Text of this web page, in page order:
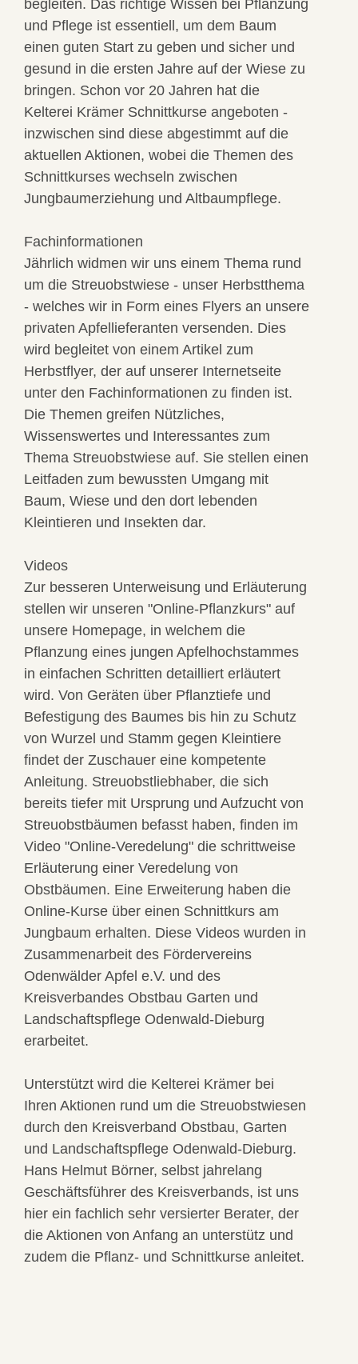
begleiten. Das richtige Wissen bei Pflanzung
und Pflege ist essentiell, um dem Baum
einen guten Start zu geben und sicher und
gesund in die ersten Jahre auf der Wiese zu
bringen. Schon vor 20 Jahren hat die
Kelterei Krämer Schnittkurse angeboten -
inzwischen sind diese abgestimmt auf die
aktuellen Aktionen, wobei die Themen des
Schnittkurses wechseln zwischen
Jungbaumerziehung und Altbaumpflege.
Fachinformationen
Jährlich widmen wir uns einem Thema rund
um die Streuobstwiese - unser Herbstthema
- welches wir in Form eines Flyers an unsere
privaten Apfellieferanten versenden. Dies
wird begleitet von einem Artikel zum
Herbstflyer, der auf unserer Internetseite
unter den Fachinformationen zu finden ist.
Die Themen greifen Nützliches,
Wissenswertes und Interessantes zum
Thema Streuobstwiese auf. Sie stellen einen
Leitfaden zum bewussten Umgang mit
Baum, Wiese und den dort lebenden
Kleintieren und Insekten dar.
Videos
Zur besseren Unterweisung und Erläuterung
stellen wir unseren "Online-Pflanzkurs" auf
unsere Homepage, in welchem die
Pflanzung eines jungen Apfelhochstammes
in einfachen Schritten detailliert erläutert
wird. Von Geräten über Pflanztiefe und
Befestigung des Baumes bis hin zu Schutz
von Wurzel und Stamm gegen Kleintiere
findet der Zuschauer eine kompetente
Anleitung. Streuobstliebhaber, die sich
bereits tiefer mit Ursprung und Aufzucht von
Streuobstbäumen befasst haben, finden im
Video "Online-Veredelung" die schrittweise
Erläuterung einer Veredelung von
Obstbäumen. Eine Erweiterung haben die
Online-Kurse über einen Schnittkurs am
Jungbaum erhalten. Diese Videos wurden in
Zusammenarbeit des Fördervereins
Odenwälder Apfel e.V. und des
Kreisverbandes Obstbau Garten und
Landschaftspflege Odenwald-Dieburg
erarbeitet.
Unterstützt wird die Kelterei Krämer bei
Ihren Aktionen rund um die Streuobstwiesen
durch den Kreisverband Obstbau, Garten
und Landschaftspflege Odenwald-Dieburg.
Hans Helmut Börner, selbst jahrelang
Geschäftsführer des Kreisverbands, ist uns
hier ein fachlich sehr versierter Berater, der
die Aktionen von Anfang an unterstütz und
zudem die Pflanz- und Schnittkurse anleitet.